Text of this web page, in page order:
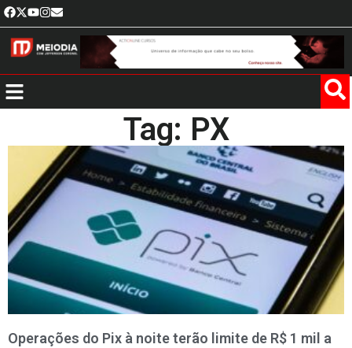
Tag: PX
Operações do Pix à noite terão limite de R$ 1 mil a